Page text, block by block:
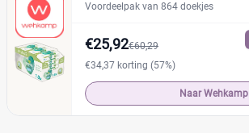
Voordeelpak van 864 doekjes
€25,92€60,29
€34,37 korting (57%)
Naar Wehkamp